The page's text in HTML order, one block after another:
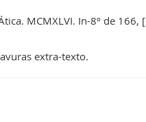
MCMXLVI. In-8º de 166,
extra-texto.